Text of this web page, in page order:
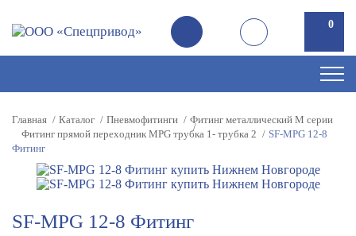
0
Главная Каталог Пневмофитинги
Фитинг металлический M серии
Фитинг прямой переходник MPG трубка 1- трубка 2
SF-MPG 12-8
Фитинг
SF-MPG 12-8 Фитинг